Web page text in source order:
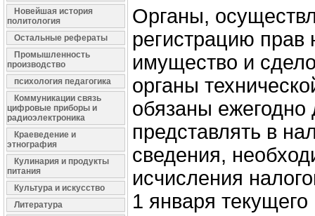
Новейшая история
политология
Остальные рефераты
Промышленность
производство
психология педагогика
Коммуникации связь
цифровые приборы и
радиоэлектроника
Краеведение и
этнография
Кулинария и продукты
питания
Культура и искусство
Литература
Органы,
регистрацию
имущество и
органы
обязаны ежегодно
представлять в
сведения,
исчисления
1 января текущего